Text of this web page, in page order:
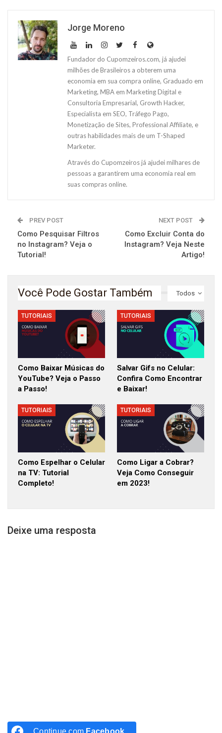
Jorge Moreno
Fundador do Cupomzeiros.com, já ajudei
milhões de Brasileiros a obterem uma
economia em sua compra online, Graduado em
Marketing, MBA em Marketing Digital e
Consultoria Empresarial, Growth Hacker,
Especialista em SEO, Tráfego Pago,
Monetização de Sites, Professional Affiliate, e
outras habilidades mais de um T-Shaped
Marketer.
Através do Cupomzeiros já ajudei milhares de
pessoas a garantirem uma economia real em
suas compras online.
PREV POST
Como Pesquisar Filtros
no Instagram? Veja o
Tutorial!
NEXT POST
Como Excluir Conta do
Instagram? Veja Neste
Artigo!
Todos
Você Pode Gostar Também
TUTORIAIS
Como Baixar Músicas do
YouTube? Veja o Passo
a Passo!
TUTORIAIS
Salvar Gifs no Celular:
Confira Como Encontrar
e Baixar!
TUTORIAIS
Como Espelhar o Celular
na TV: Tutorial
Completo!
TUTORIAIS
Como Ligar a Cobrar?
Veja Como Conseguir
em 2023!
Deixe uma resposta
Continue com Facebook